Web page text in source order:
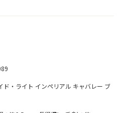
ド・ライト インペリアル キャバレー ブ